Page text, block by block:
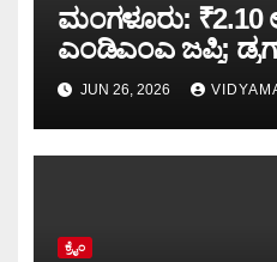
ಮಂಗಳೂರು: ₹2.10
ಎಂಡಿಎಂಎ ಜಪ್ತಿ;
ಆರೋಪಿಗೆ ಸಿಸಿಬಿ ಬಲೆ
JUN 26, 2026
ಕ್ರೈಂ